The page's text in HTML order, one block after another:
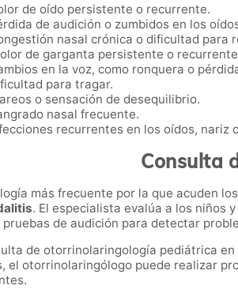
de oído persistente o recurrente.
de audición o zumbidos en los
nasal crónica o dificultad para
de garganta persistente o
en la voz, como ronquera o
para tragar.
o sensación de desequilibrio.
nasal frecuente.
recurrentes en los oídos, nariz
Consulta
más frecuente por la que acuden
. El especialista evalúa a los niños
de audición para detectar
de otorrinolaringología pediátrica
el otorrinolaringólogo puede realizar